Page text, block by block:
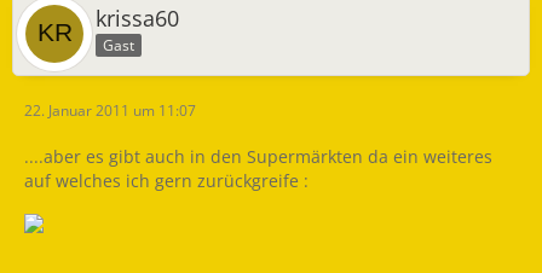
krissa60
Gast
22. Januar 2011 um 11:07
....aber es gibt auch in den Supermärkten da ein weiteres
auf welches ich gern zurückgreife :